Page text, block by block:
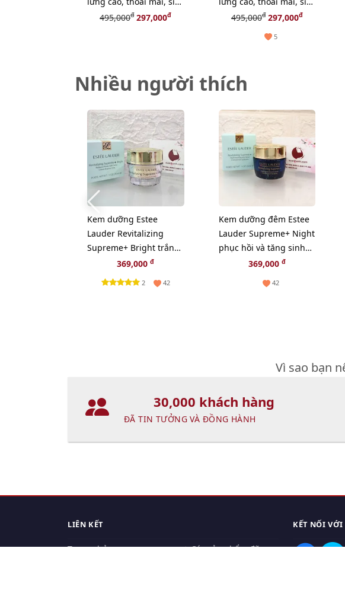
495,000đ297,000đ 495,000đ297,000đ
5
Nhiều người thích
Kem dưỡng Estee
Lauder Revitalizing
Supreme+ Bright trắng
sáng da toàn diện, 15ml
369,000đ
2 42
Kem dưỡng đêm Estee
Lauder Supreme+ Night
phục hồi và tăng sinh
Collagen, 15ml (New)
369,000 đ
42
Vì sao bạn
30,000 khách hàng
ĐÃ TIN TƯỞNG VÀ ĐỒNG HÀNH
LIÊN KẾT
Trang chủ
Các sản phẩm đã
KẾT NỐI